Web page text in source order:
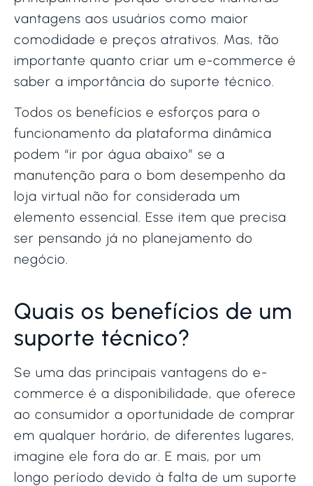
vantagens aos usuários como maior
comodidade e preços atrativos. Mas, tão
importante quanto criar um e-commerce é
saber a importância do suporte técnico.
Todos os benefícios e esforços para o
funcionamento da plataforma dinâmica
podem “ir por água abaixo” se a
manutenção para o bom desempenho da
loja virtual não for considerada um
elemento essencial. Esse item que precisa
ser pensando já no planejamento do
negócio.
Quais os benefícios de um
suporte técnico?
Se uma das principais vantagens do e-
commerce é a disponibilidade, que oferece
ao consumidor a oportunidade de comprar
em qualquer horário, de diferentes lugares,
imagine ele fora do ar. E mais, por um
longo período devido à falta de um suporte